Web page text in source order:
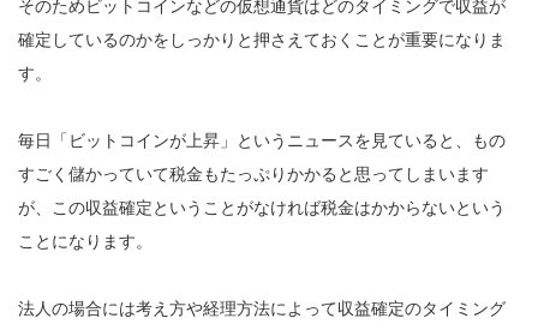
そのためビットコインなどの仮想通貨はどのタイミングで収益が
確定しているのかをしっかりと押さえておくことが重要になりま
す。
毎日「ビットコインが上昇」というニュースを見ていると、もの
すごく儲かっていて税金もたっぷりかかると思ってしまいます
が、この収益確定ということがなければ税金はかからないという
ことになります。
法人の場合には考え方や経理方法によって収益確定のタイミング